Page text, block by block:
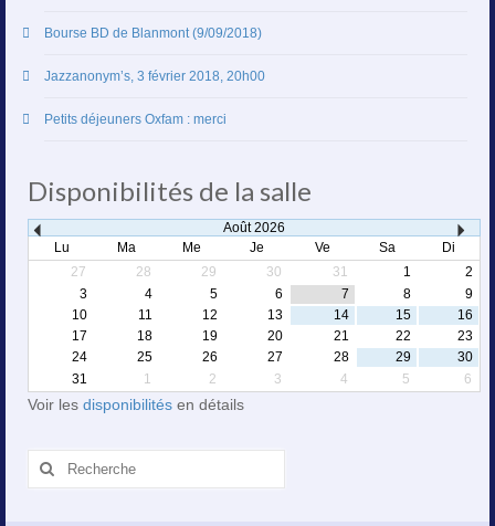
Bourse BD de Blanmont (9/09/2018)
Jazzanonym’s, 3 février 2018, 20h00
Petits déjeuners Oxfam : merci
Disponibilités de la salle
Août 2026
Lu
Ma Me Je Ve Sa
Di
27
28 29 30 31 1
2
3
4 5 6 7 8
9
10
11 12 13 14 15
16
17
18 19 20 21 22
23
24
25 26 27 28 29
30
31
1 2 3 4 5 6
Voir les disponibilités en détails
Rechercher
: